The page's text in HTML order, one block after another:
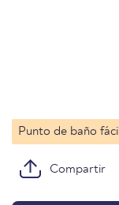
Punto de baño fácil
Compartir